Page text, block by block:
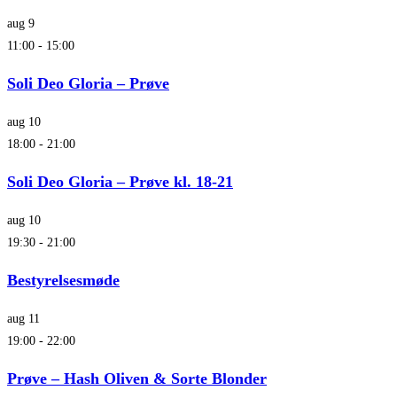
aug 9
11:00 - 15:00
Soli Deo Gloria – Prøve
aug 10
18:00 - 21:00
Soli Deo Gloria – Prøve kl. 18-21
aug 10
19:30 - 21:00
Bestyrelsesmøde
aug 11
19:00 - 22:00
Prøve – Hash Oliven & Sorte Blonder